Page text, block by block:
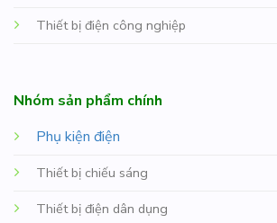
Thiết bị điện công nghiệp
Nhóm sản phẩm chính
Phụ kiện điện
Thiết bị chiếu sáng
Thiết bị điện dân dụng